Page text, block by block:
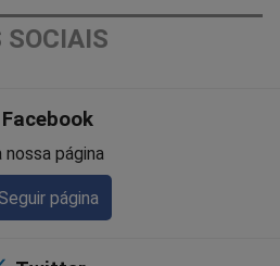
SOCIAIS
Facebook
nossa página
página